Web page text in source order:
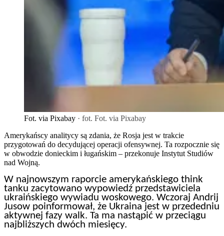
Fot. via Pixabay · fot. Fot. via Pixabay
Amerykańscy analitycy są zdania, że Rosja jest w trakcie
przygotowań do decydującej operacji ofensywnej. Ta rozpocznie się
w obwodzie donieckim i ługańskim – przekonuje Instytut Studiów
nad Wojną.
W najnowszym raporcie amerykańskiego think
tanku zacytowano wypowiedź przedstawiciela
ukraińskiego wywiadu woskowego. Wczoraj Andrij
Jusow poinformował, że Ukraina jest w przededniu
aktywnej fazy walk. Ta ma nastąpić w przeciągu
najbliższych dwóch miesięcy.